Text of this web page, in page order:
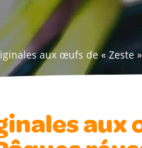
aux œufs de « Zeste
aux